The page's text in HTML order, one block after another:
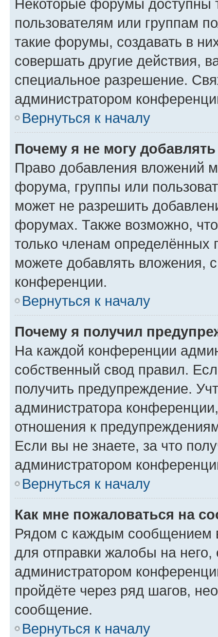
Некоторые форумы доступны
пользователям или группам
такие форумы, создавать в
совершать другие действия,
специальное разрешение.
администратором
Вернуться к началу
Почему я не могу
Право добавления вложений
форума, группы или
может не разрешить
форумах. Также возможно,
только членам определённых
можете добавлять вложения,
конференции.
Вернуться к началу
Почему я получил
На каждой конференции
собственный свод правил.
получить предупреждение.
администратора
отношения к
Если вы не знаете, за что
администратором
Вернуться к началу
Как мне пожаловаться на
Рядом с каждым сообщением
для отправки жалобы на
администратором
пройдёте через ряд шагов,
сообщение.
Вернуться к началу